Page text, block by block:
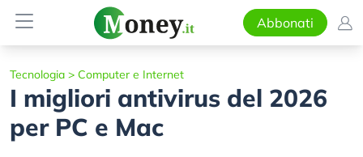
Abbonati
Tecnologia > Computer e Internet
I migliori antivirus del 2026
per PC e Mac